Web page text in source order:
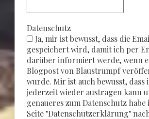
Datenschutz
Ja, mir ist bewusst, dass die
gespeichert wird, damit ich per
darüber informiert werde, wenn
Blogpost von Blaustrumpf
wurde. Mir ist auch bewusst, dass
jederzeit wieder austragen kann
genaueres zum Datenschutz
Seite "Datenschutzerklärung"